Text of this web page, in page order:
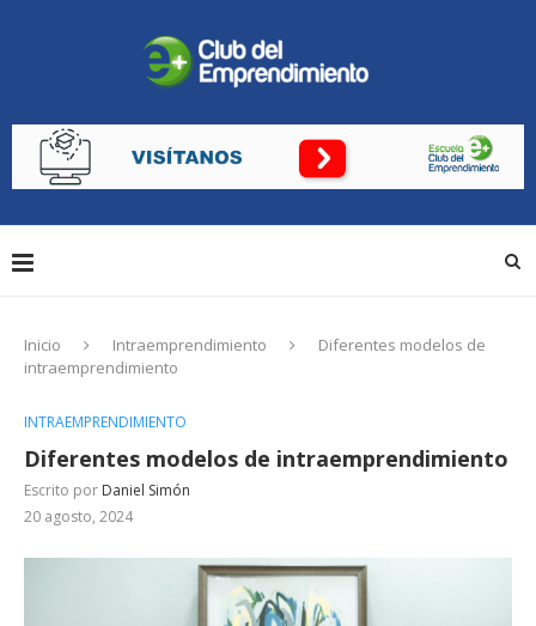
Inicio Intraemprendimiento
Diferentes modelos de
intraemprendimiento
INTRAEMPRENDIMIENTO
Diferentes modelos de intraemprendimiento
Escrito por Daniel Simón
20 agosto, 2024